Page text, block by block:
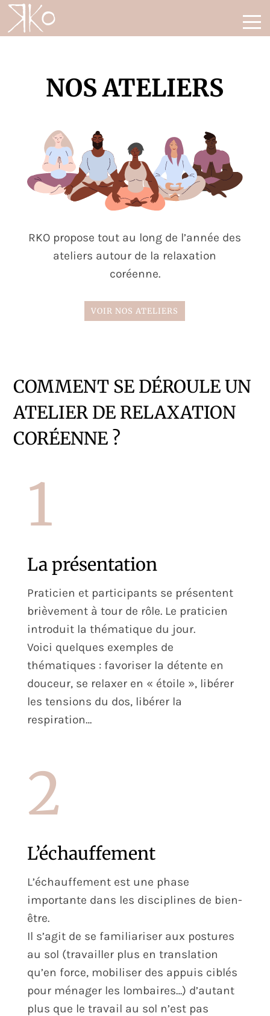
NOS ATELIERS
RKO propose tout au long de l’année des
ateliers autour de la relaxation
coréenne.
VOIR NOS ATELIERS
COMMENT SE DÉROULE UN
ATELIER DE RELAXATION
CORÉENNE ?
1
La présentation
Praticien et participants se présentent
brièvement à tour de rôle. Le praticien
introduit la thématique du jour.
Voici quelques exemples de
thématiques : favoriser la détente en
douceur, se relaxer en « étoile », libérer
les tensions du dos, libérer la
respiration…
2
L’échauffement
L’échauffement est une phase
importante dans les disciplines de bien-
être.
Il s’agit de se familiariser aux postures
au sol (travailler plus en translation
qu’en force, mobiliser des appuis ciblés
pour ménager les lombaires…) d’autant
plus que le travail au sol n’est pas